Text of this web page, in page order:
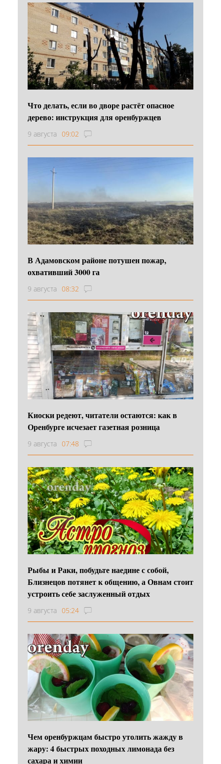
Что делать, если во дворе растёт опасное
дерево: инструкция для оренбуржцев
9 августа 09:02
В Адамовском районе потушен пожар,
охвативший 3000 га
9 августа 08:32
Киоски редеют, читатели остаются: как в
Оренбурге исчезает газетная розница
9 августа 07:48
Рыбы и Раки, побудьте наедине с собой,
Близнецов потянет к общению, а Овнам стоит
устроить себе заслуженный отдых
9 августа 05:24
Чем оренбуржцам быстро утолить жажду в
жару: 4 быстрых походных лимонада без
сахара и химии